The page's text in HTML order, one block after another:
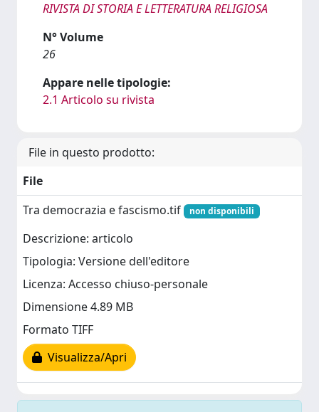
RIVISTA DI STORIA E LETTERATURA RELIGIOSA
N° Volume
26
Appare nelle tipologie:
2.1 Articolo su rivista
File in questo prodotto:
File
Tra democrazia e fascismo.tif
non disponibili
Descrizione: articolo
Tipologia: Versione dell'editore
Licenza: Accesso chiuso-personale
Dimensione 4.89 MB
Formato TIFF
Visualizza/Apri